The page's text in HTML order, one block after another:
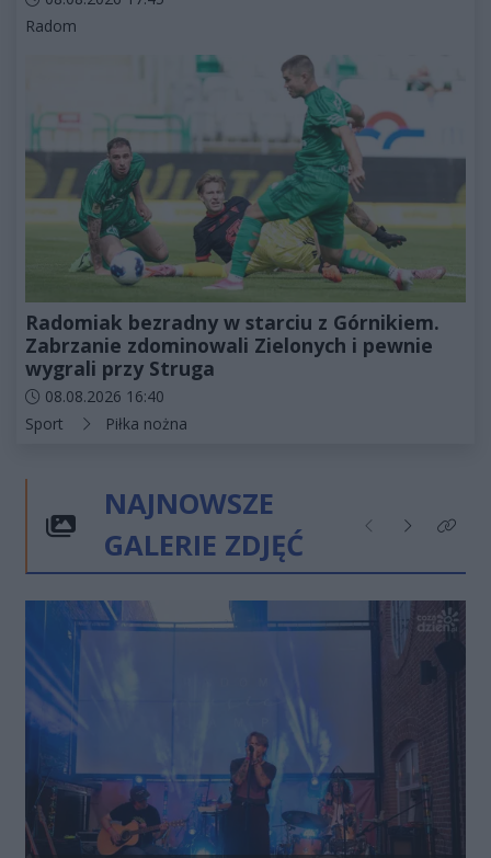
Kategorie artykułu:
Radom
Radomiak bezradny w starciu z Górnikiem.
Zabrzanie zdominowali Zielonych i pewnie
wygrali przy Struga
Data dodania artykułu:
08.08.2026 16:40
Kategorie artykułu:
Sport Piłka nożna
NAJNOWSZE
GALERIE ZDJĘĆ
Poprzednie
NastępneKliknij